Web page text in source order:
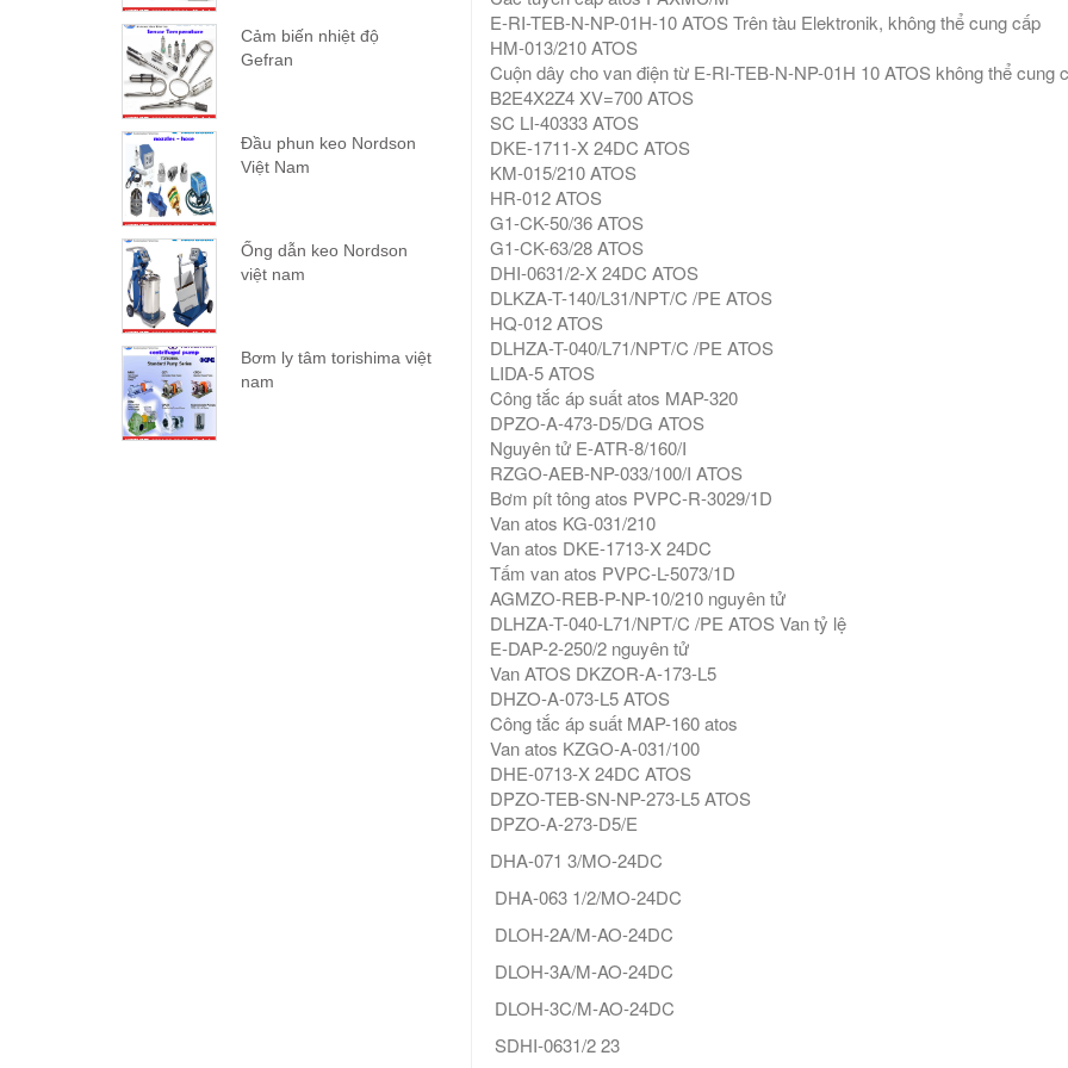
E-RI-TEB-N-NP-01H-10 ATOS Trên tàu Elektronik, không thể cung cấp
HM-013/210 ATOS
Cuộn dây cho van điện từ E-RI-TEB-N-NP-01H 10 ATOS không thể cung
B2E4X2Z4 XV=700 ATOS
SC LI-40333 ATOS
DKE-1711-X 24DC ATOS
KM-015/210 ATOS
HR-012 ATOS
G1-CK-50/36 ATOS
G1-CK-63/28 ATOS
DHI-0631/2-X 24DC ATOS
DLKZA-T-140/L31/NPT/C /PE ATOS
HQ-012 ATOS
DLHZA-T-040/L71/NPT/C /PE ATOS
LIDA-5 ATOS
Công tắc áp suất atos MAP-320
DPZO-A-473-D5/DG ATOS
Nguyên tử E-ATR-8/160/I
RZGO-AEB-NP-033/100/I ATOS
Bơm pít tông atos PVPC-R-3029/1D
Van atos KG-031/210
Van atos DKE-1713-X 24DC
Tấm van atos PVPC-L-5073/1D
AGMZO-REB-P-NP-10/210 nguyên tử
DLHZA-T-040-L71/NPT/C /PE ATOS Van tỷ lệ
E-DAP-2-250/2 nguyên tử
Van ATOS DKZOR-A-173-L5
DHZO-A-073-L5 ATOS
Công tắc áp suất MAP-160 atos
Van atos KZGO-A-031/100
DHE-0713-X 24DC ATOS
DPZO-TEB-SN-NP-273-L5 ATOS
DPZO-A-273-D5/E
DHA-071 3/MO-24DC
DHA-063 1/2/MO-24DC
DLOH-2A/M-AO-24DC
DLOH-3A/M-AO-24DC
DLOH-3C/M-AO-24DC
SDHI-0631/2 23
Cảm biến nhiệt độ
Gefran
Đầu phun keo Nordson
Việt Nam
Ống dẫn keo Nordson
việt nam
Bơm ly tâm torishima việt
nam